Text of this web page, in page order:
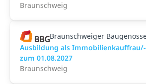
Braunschweig
Braunschweiger
Ausbildung als
zum 01.08.2027
Braunschweig